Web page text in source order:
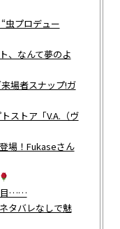
虫プロデュー
、なんて夢のよ
場者スナップ!ガ
ストア「V.A.（ヴ
場！Fukaseさん
目……
タバレなしで魅